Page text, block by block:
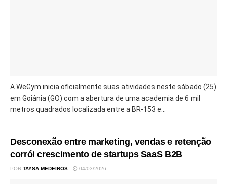
A WeGym inicia oficialmente suas atividades neste sábado (25)
em Goiânia (GO) com a abertura de uma academia de 6 mil
metros quadrados localizada entre a BR-153 e...
Desconexão entre marketing, vendas e retenção
corrói crescimento de startups SaaS B2B
POR TAYSA MEDEIROS 04/03/2026